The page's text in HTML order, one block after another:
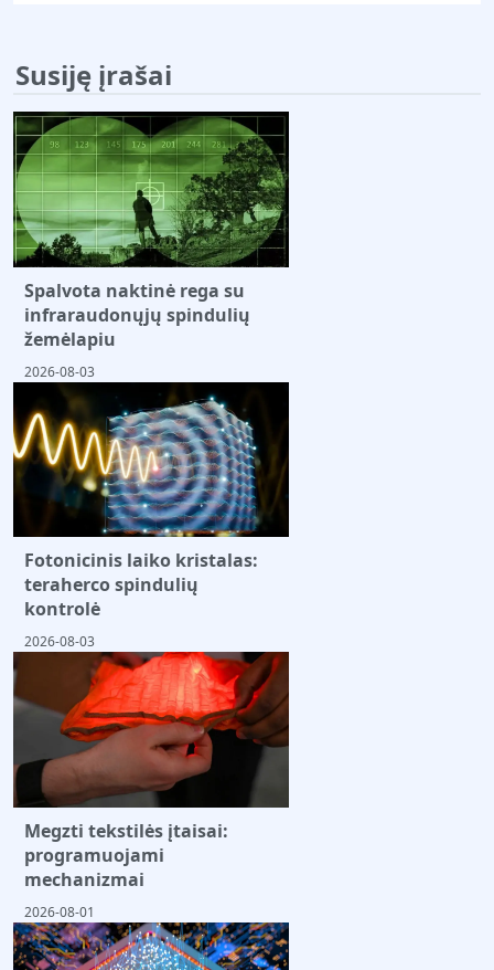
Susiję įrašai
Spalvota naktinė rega su
infraraudonųjų spindulių
žemėlapiu
2026-08-03
Fotonicinis laiko kristalas:
teraherco spindulių
kontrolė
2026-08-03
Megzti tekstilės įtaisai:
programuojami
mechanizmai
2026-08-01